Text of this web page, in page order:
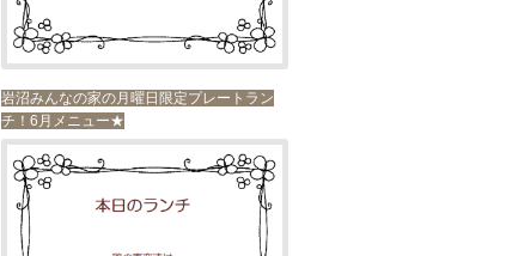
岩沼みんなの家の月曜日限定プレートラン
チ！6月メニュー★